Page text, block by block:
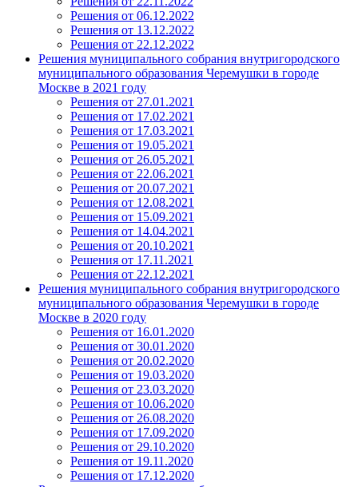
Решения от 06.12.2022
Решения от 13.12.2022
Решения от 22.12.2022
Решения муниципального собрания внутригородского
муниципального образования Черемушки в городе
Москве в 2021 году
Решения от 27.01.2021
Решения от 17.02.2021
Решения от 17.03.2021
Решения от 19.05.2021
Решения от 26.05.2021
Решения от 22.06.2021
Решения от 20.07.2021
Решения от 12.08.2021
Решения от 15.09.2021
Решения от 14.04.2021
Решения от 20.10.2021
Решения от 17.11.2021
Решения от 22.12.2021
Решения муниципального собрания внутригородского
муниципального образования Черемушки в городе
Москве в 2020 году
Решения от 16.01.2020
Решения от 30.01.2020
Решения от 20.02.2020
Решения от 19.03.2020
Решения от 23.03.2020
Решения от 10.06.2020
Решения от 26.08.2020
Решения от 17.09.2020
Решения от 29.10.2020
Решения от 19.11.2020
Решения от 17.12.2020